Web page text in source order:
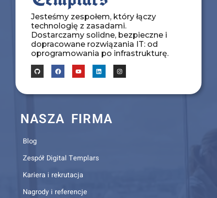
Jesteśmy zespołem, który łączy
technologię z zasadami.
Dostarczamy solidne, bezpieczne i
dopracowane rozwiązania IT: od
oprogramowania po infrastrukturę.
NASZA FIRMA
Blog
Zespół Digital Templars
Kariera i rekrutacja
Nagrody i referencje